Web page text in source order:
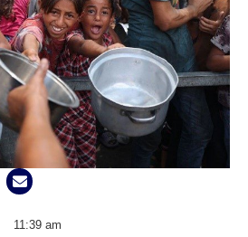
11:39 am